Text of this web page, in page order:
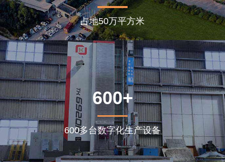
占地50万平方米
600+
600多台数字化生产设备